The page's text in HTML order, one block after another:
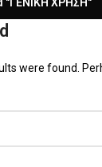
were found.